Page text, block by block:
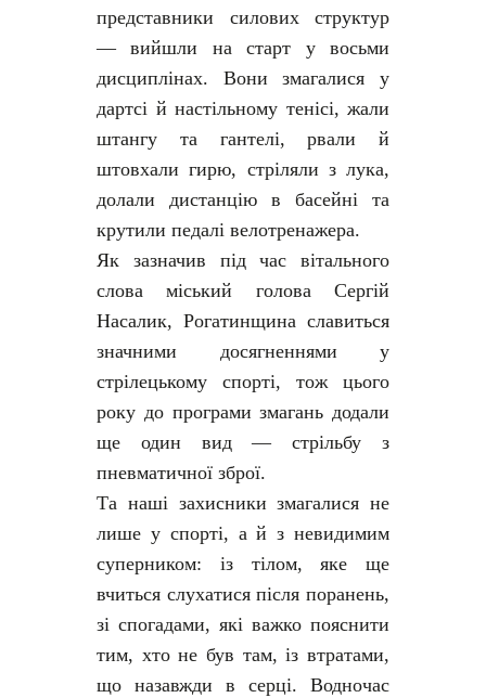
представники силових структур
— вийшли на старт у восьми
дисциплінах. Вони змагалися у
дартсі й настільному тенісі, жали
штангу та гантелі, рвали й
штовхали гирю, стріляли з лука,
долали дистанцію в басейні та
крутили педалі велотренажера.
Як зазначив під час вітального
слова міський голова Сергій
Насалик, Рогатинщина славиться
значними досягненнями у
стрілецькому спорті, тож цього
року до програми змагань додали
ще один вид — стрільбу з
пневматичної зброї.
Та наші захисники змагалися не
лише у спорті, а й з невидимим
суперником: із тілом, яке ще
вчиться слухатися після поранень,
зі спогадами, які важко пояснити
тим, хто не був там, із втратами,
що назавжди в серці. Водночас